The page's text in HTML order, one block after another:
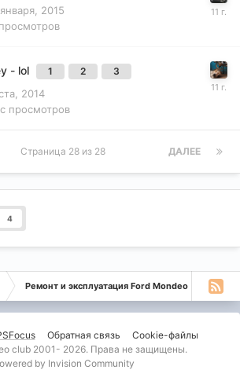
2015
просмотров
- lol 1 2 3
2014
просмотров
ДАЛЕЕ
Страница 28 из 28
4
Ремонт и эксплуатация Ford Mondeo Форд
Обратная связь
Cookie-файлы
club 2001- 2026. Права не защищены.
by Invision Community